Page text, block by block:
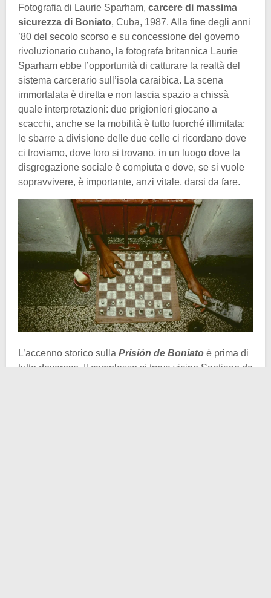
Fotografia di Laurie Sparham, carcere di massima
sicurezza di Boniato, Cuba, 1987. Alla fine degli anni
’80 del secolo scorso e su concessione del governo
rivoluzionario cubano, la fotografa britannica Laurie
Sparham ebbe l’opportunità di catturare la realtà del
sistema carcerario sull’isola caraibica. La scena
immortalata è diretta e non lascia spazio a chissà
quale interpretazioni: due prigionieri giocano a
scacchi, anche se la mobilità è tutto fuorché illimitata;
le sbarre a divisione delle due celle ci ricordano dove
ci troviamo, dove loro si trovano, in un luogo dove la
disgregazione sociale è compiuta e dove, se si vuole
sopravvivere, è importante, anzi vitale, darsi da fare.
L’accenno storico sulla Prisión de Boniato è prima di
tutto doveroso. Il complesso si trova vicino Santiago de